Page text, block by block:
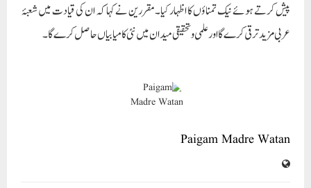
پیش کرتے ہوئے نیک تمناؤں کا اظہار کیا۔ مقررین نے کہا کہ ان کی قیادت میں شعبۂ
عربی مزید ترقی کرے گا اور علمی و تحقیقی میدان میں نئی کامیابیاں حاصل کرے گا۔
Paigam Madre Watan